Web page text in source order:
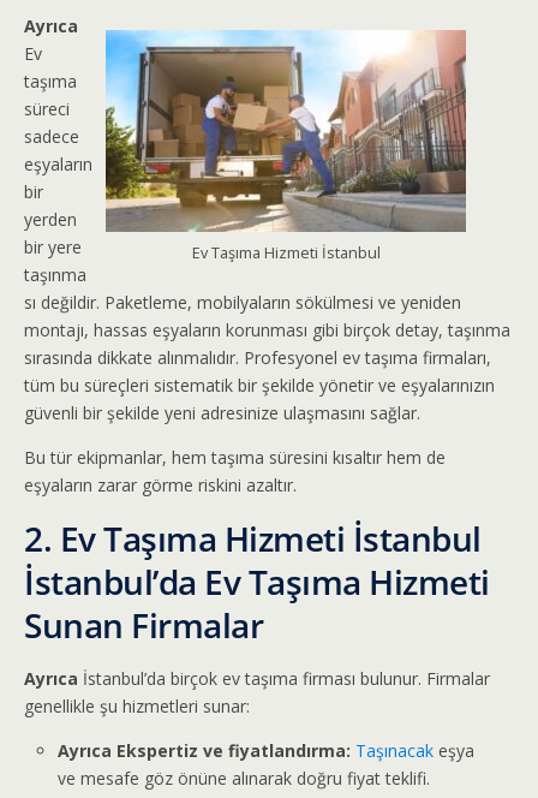
Ev Taşıma Hizmeti İstanbul
Ayrıca
Ev
taşıma
süreci
sadece
eşyaların
bir
yerden
bir yere
taşınma
sı değildir. Paketleme, mobilyaların sökülmesi ve yeniden
montajı, hassas eşyaların korunması gibi birçok detay, taşınma
sırasında dikkate alınmalıdır. Profesyonel ev taşıma firmaları,
tüm bu süreçleri sistematik bir şekilde yönetir ve eşyalarınızın
güvenli bir şekilde yeni adresinize ulaşmasını sağlar.
Bu tür ekipmanlar, hem taşıma süresini kısaltır hem de
eşyaların zarar görme riskini azaltır.
2. Ev Taşıma Hizmeti İstanbul
İstanbul’da Ev Taşıma Hizmeti
Sunan Firmalar
Ayrıca İstanbul’da birçok ev taşıma firması bulunur. Firmalar
genellikle şu hizmetleri sunar:
Ayrıca Ekspertiz ve fiyatlandırma: Taşınacak eşya
ve mesafe göz önüne alınarak doğru fiyat teklifi.